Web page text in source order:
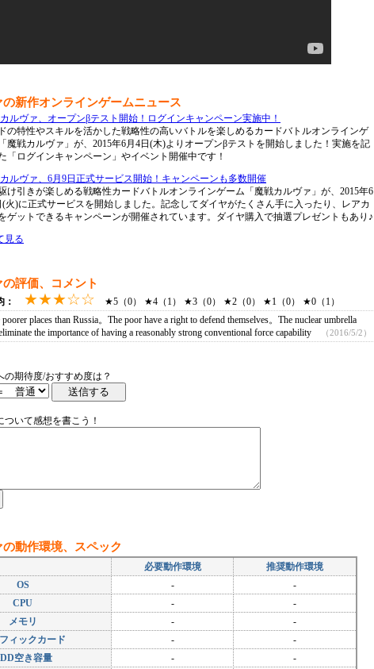
新作オンラインゲームニュース
ルヴァ、オープンβテスト開始！ログインキャンペーン実施中！
の特性やスキルを活かした戦略性の高いバトルを楽しめるカードバトルオンラインゲ
魔戦カルヴァ」が、2015年6月4日(木)よりオープンβテストを開始しました！実施を記
「ログインキャンペーン」やイベント開催中です！
ルヴァ、6月9日正式サービス開始！キャンペーンも多数開催
け引きが楽しめる戦略性カードバトルオンラインゲーム「魔戦カルヴァ」が、2015年6
(火)に正式サービスを開始しました。記念してダイヤがたくさん手に入ったり、レアカ
ゲットできるキャンペーンが開催されています。ダイヤ購入で抽選プレゼントもあり♪
見る
評価、コメント
： ★★★☆☆ ★5（0） ★4（1） ★3（0） ★2（0） ★1（0） ★0（1）
places than Russia。The poor have a right to defend themselves。The nuclear umbrella
the importance of having a reasonably strong conventional force capability
（2016/5/2）
期待度/おすすめ度は？
いて感想を書こう！
動作環境、スペック
必要動作環境
推奨動作環境
OS
-
-
CPU
-
-
メモリ
-
-
ィックカード
-
-
空き容量
- -